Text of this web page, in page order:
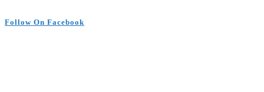
Follow On Facebook